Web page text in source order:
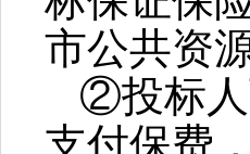
市公共资
②投标人
支付保费